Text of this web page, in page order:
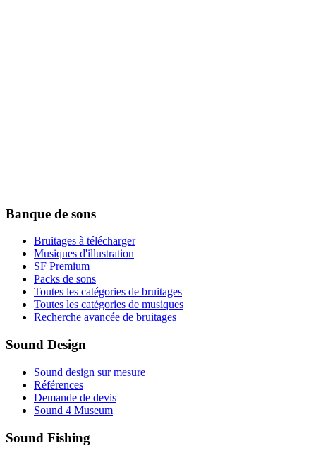
Banque de sons
Bruitages à télécharger
Musiques d'illustration
SF Premium
Packs de sons
Toutes les catégories de bruitages
Toutes les catégories de musiques
Recherche avancée de bruitages
Sound Design
Sound design sur mesure
Références
Demande de devis
Sound 4 Museum
Sound Fishing